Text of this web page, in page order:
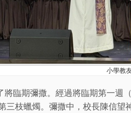
小學教
臨期彌撒。經過將臨期第一週
三枝蠟燭。彌撒中，校長陳信